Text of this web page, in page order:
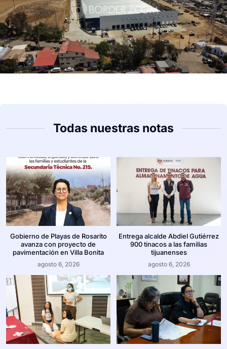
Todas nuestras notas
Gobierno de Playas de Rosarito
avanza con proyecto de
pavimentación en Villa Bonita
agosto 6, 2026
Entrega alcalde Abdiel Gutiérrez
900 tinacos a las familias
tijuanenses
agosto 6, 2026